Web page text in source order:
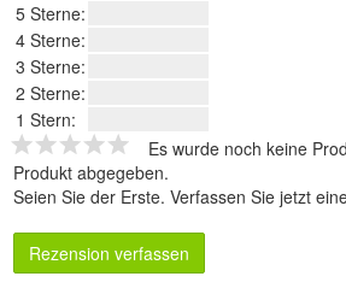
5 Sterne:
4 Sterne:
3 Sterne:
2 Sterne:
1 Stern:
Es wurde noch keine
Produkt abgegeben.
Seien Sie der Erste. Verfassen Sie jetzt
Rezension verfassen